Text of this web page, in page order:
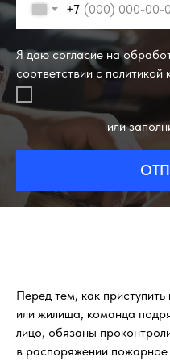
+7
Я даю согласие на
соответствии с политикой
или
Перед тем, как
или жилища, команда
лицо, обязаны
в распоряжении пожарное